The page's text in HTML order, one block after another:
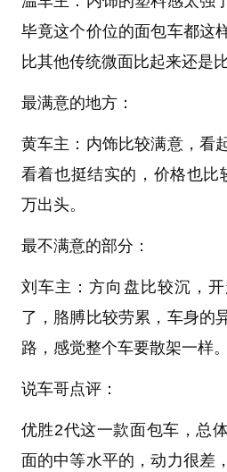
毕竟这个价位的面包车都这
比其他传统微面比起来还是
最满意的地方：
黄车主：内饰比较满意，看
看着也挺结实的，价格也比
万出头。
最不满意的部分：
刘车主：方向盘比较沉，
了，胳膊比较劳累，车身的
路，感觉整个车要散架一样。
说车哥点评：
优胜2代这一款面包车，总
面的中等水平的，动力很差